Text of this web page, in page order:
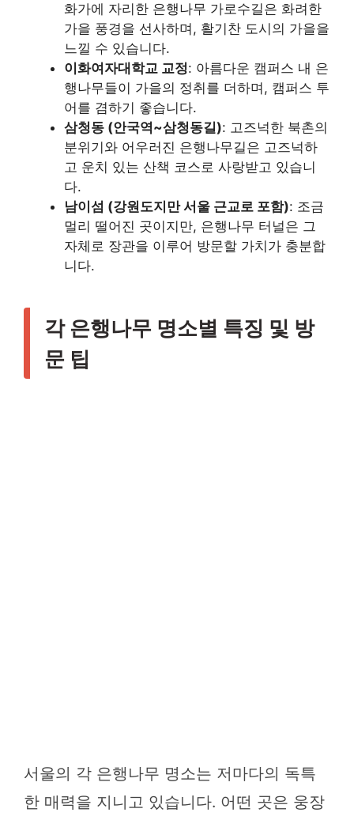
화가에 자리한 은행나무 가로수길은 화려한
가을 풍경을 선사하며, 활기찬 도시의 가을을
느낄 수 있습니다.
이화여자대학교 교정: 아름다운 캠퍼스 내 은
행나무들이 가을의 정취를 더하며, 캠퍼스 투
어를 겸하기 좋습니다.
삼청동 (안국역~삼청동길): 고즈넉한 북촌의
분위기와 어우러진 은행나무길은 고즈넉하
고 운치 있는 산책 코스로 사랑받고 있습니
다.
남이섬 (강원도지만 서울 근교로 포함): 조금
멀리 떨어진 곳이지만, 은행나무 터널은 그
자체로 장관을 이루어 방문할 가치가 충분합
니다.
각 은행나무 명소별 특징 및 방
문 팁
서울의 각 은행나무 명소는 저마다의 독특
한 매력을 지니고 있습니다. 어떤 곳은 웅장